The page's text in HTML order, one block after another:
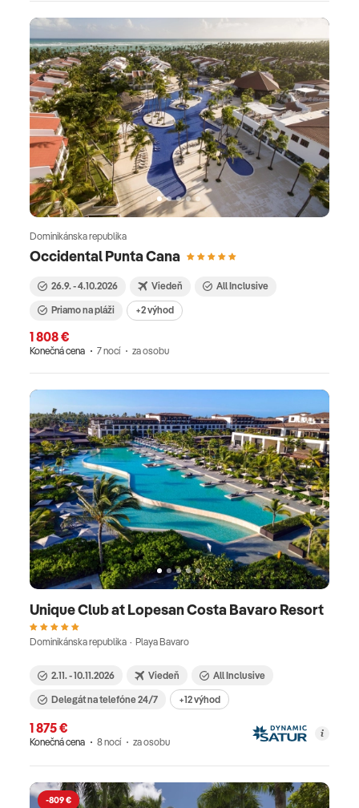
Occidental Punta Cana
Dominikánska republika
26.9. - 4.10.2026 Viedeň
All Inclusive
Priamo na pláži
+2 výhod
1 808 €
Konečná cena 7 nocí za osobu
Unique Club at Lopesan Costa Bavaro Resort
Dominikánska republika · Playa Bavaro
2.11. - 10.11.2026 Viedeň
All Inclusive
Delegát na telefóne 24/7
+12 výhod
1 875 €
Konečná cena 8 nocí za osobu
-809 €